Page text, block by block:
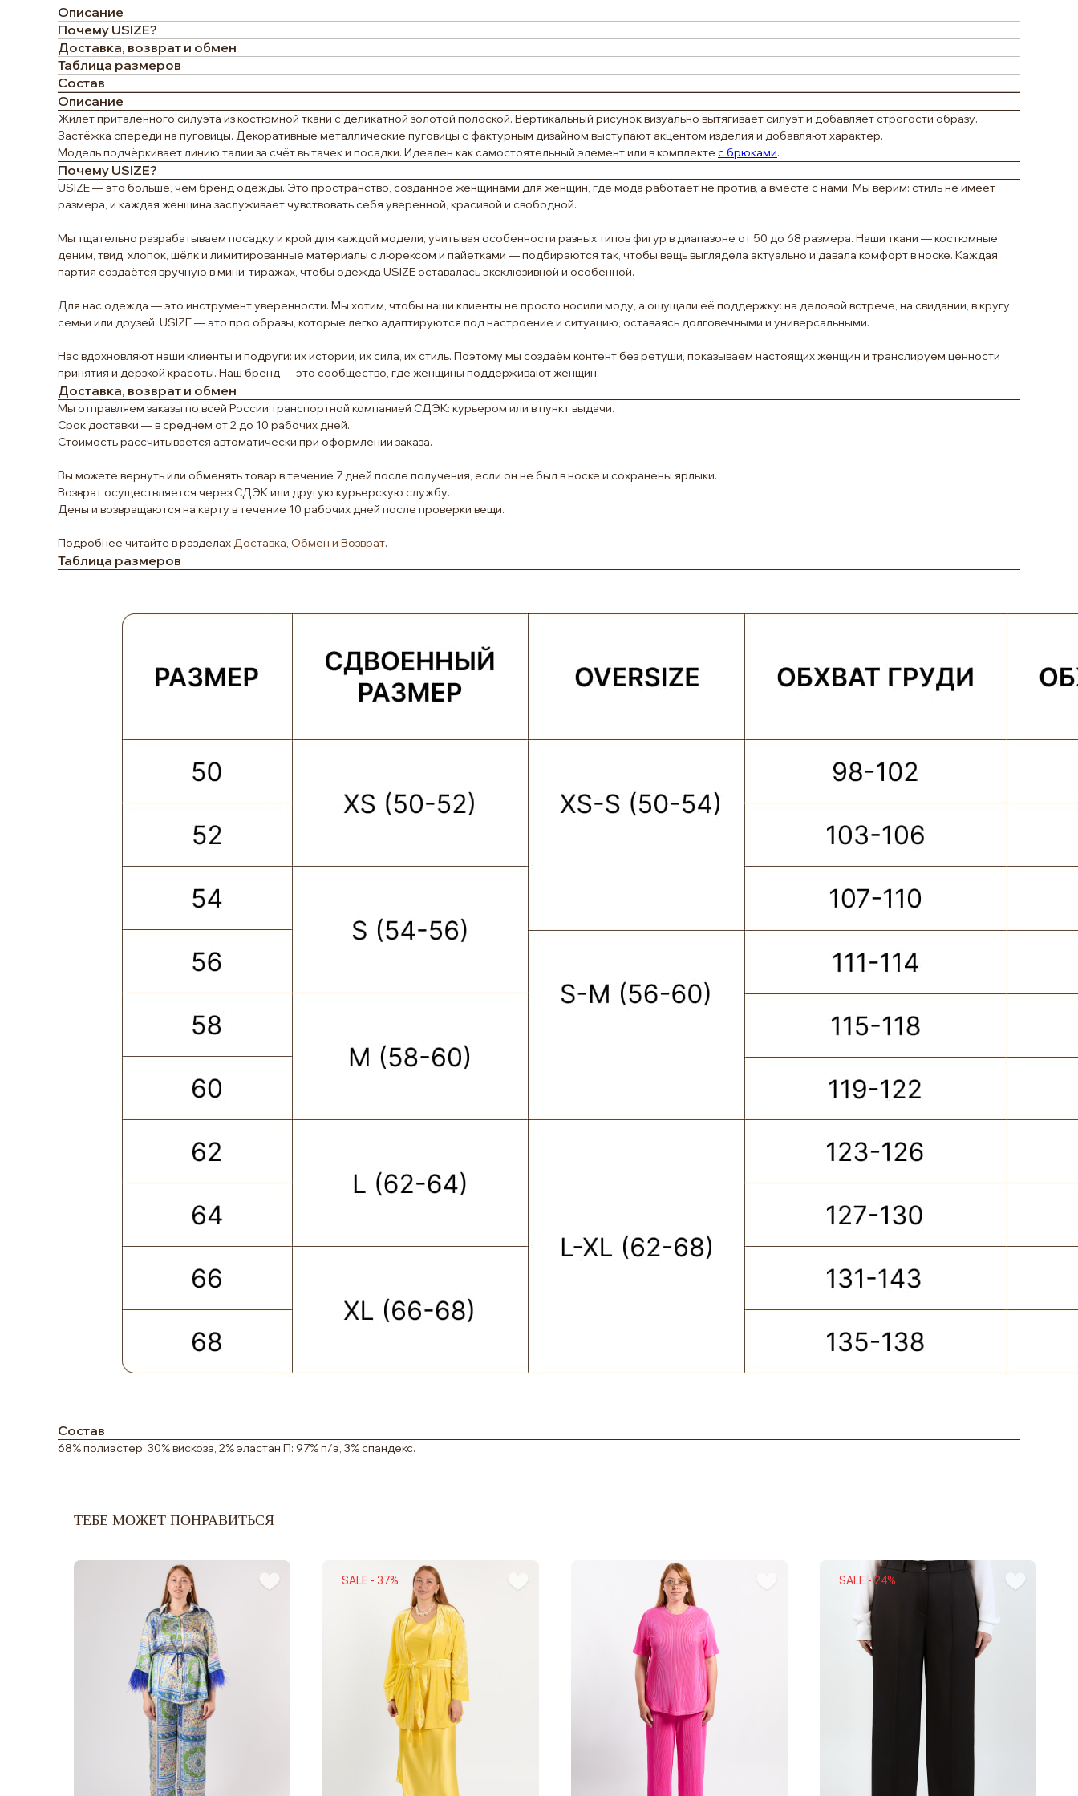
Описание
Почему USIZE?
Доставка, возврат и обмен
Таблица размеров
Состав
Описание
Жилет приталенного силуэта из костюмной ткани с деликатной золотой полоской. Вертикальный рисунок визуально вытягивает силуэт и добавляет строгости образу.
Застёжка спереди на пуговицы. Декоративные металлические пуговицы с фактурным дизайном выступают акцентом изделия и добавляют характер.
Модель подчёркивает линию талии за счёт вытачек и посадки. Идеален как самостоятельный элемент или в комплекте с брюками.
Почему USIZE?
USIZE — это больше, чем бренд одежды. Это пространство, созданное женщинами для женщин, где мода работает не против, а вместе с нами. Мы верим: стиль не имеет
размера, и каждая женщина заслуживает чувствовать себя уверенной, красивой и свободной.
Мы тщательно разрабатываем посадку и крой для каждой модели, учитывая особенности разных типов фигур в диапазоне от 50 до 68 размера. Наши ткани — костюмные,
деним, твид, хлопок, шёлк и лимитированные материалы с люрексом и пайетками — подбираются так, чтобы вещь выглядела актуально и давала комфорт в носке. Каждая
партия создаётся вручную в мини-тиражах, чтобы одежда USIZE оставалась эксклюзивной и особенной.
Для нас одежда — это инструмент уверенности. Мы хотим, чтобы наши клиенты не просто носили моду, а ощущали её поддержку: на деловой встрече, на свидании, в кругу
семьи или друзей. USIZE — это про образы, которые легко адаптируются под настроение и ситуацию, оставаясь долговечными и универсальными.
Нас вдохновляют наши клиенты и подруги: их истории, их сила, их стиль. Поэтому мы создаём контент без ретуши, показываем настоящих женщин и транслируем ценности
принятия и дерзкой красоты. Наш бренд — это сообщество, где женщины поддерживают женщин.
Доставка, возврат и обмен
Мы отправляем заказы по всей России транспортной компанией СДЭК: курьером или в пункт выдачи.
Срок доставки — в среднем от 2 до 10 рабочих дней.
Стоимость рассчитывается автоматически при оформлении заказа.
Вы можете вернуть или обменять товар в течение 7 дней после получения, если он не был в носке и сохранены ярлыки.
Возврат осуществляется через СДЭК или другую курьерскую службу.
Деньги возвращаются на карту в течение 10 рабочих дней после проверки вещи.
Подробнее читайте в разделахДоставка, Обмен и Возврат.
Таблица размеров
Состав
68% полиэстер, 30% вискоза, 2% эластан П: 97% п/э, 3% спандекс.
ТЕБЕ МОЖЕТ ПОНРАВИТЬСЯ
SALE - 37% SALE - 24%